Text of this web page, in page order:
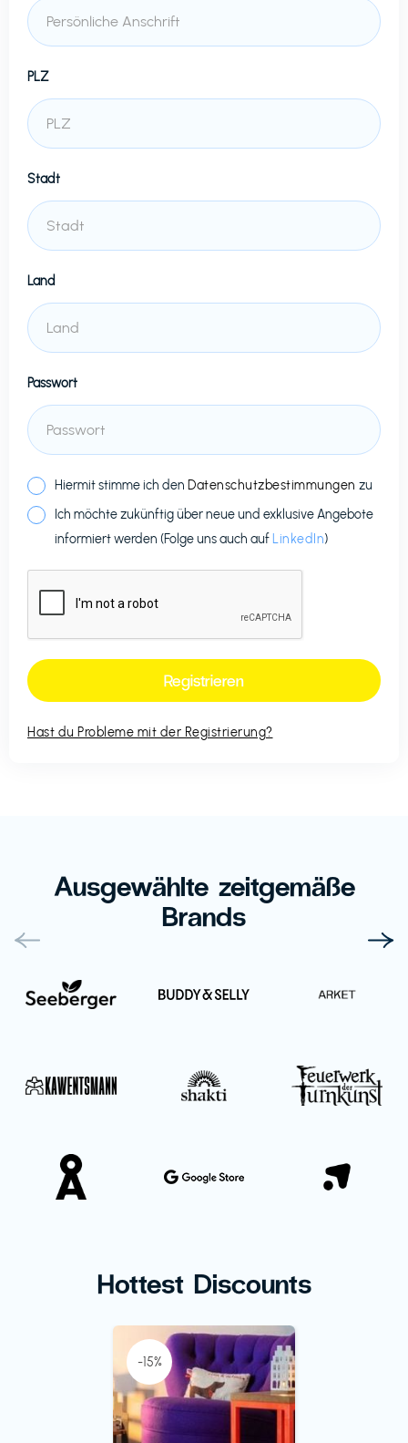
PLZ
Stadt
Land
Passwort
Hiermit stimme ich den Datenschutzbestimmungen zu
Ich möchte zukünftig über neue und exklusive Angebote
informiert werden (Folge uns auch auf LinkedIn)
Hast du Probleme mit der Registrierung?
Ausgewählte zeitgemäße
Brands
Hottest Discounts
-15%